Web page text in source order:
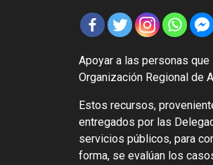
Apoyar a las personas
Organización Regional de
Estos recursos,
entregados por las
servicios públicos, para
forma, se evalúan los